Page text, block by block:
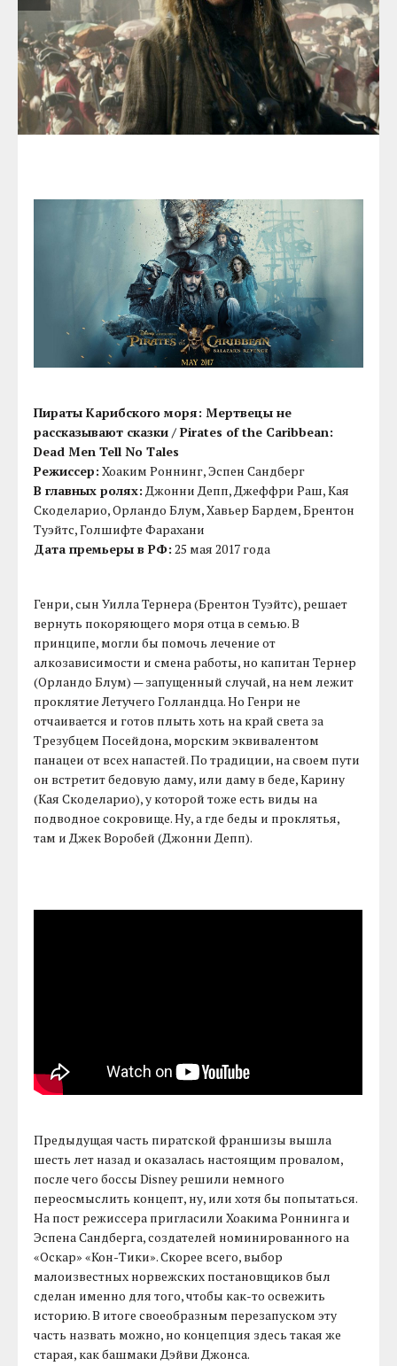
Пираты Карибского моря: Мертвецы не
рассказывают сказки / Pirates of the Caribbean:
Dead Men Tell No Tales
Режиссер: Хоаким Роннинг, Эспен Сандберг
В главных ролях: Джонни Депп, Джеффри Раш, Кая
Скоделарио, Орландо Блум, Хавьер Бардем, Брентон
Туэйтс, Голшифте Фарахани
Дата премьеры в РФ: 25 мая 2017 года
Генри, сын Уилла Тернера (Брентон Туэйтс), решает
вернуть покоряющего моря отца в семью. В
принципе, могли бы помочь лечение от
алкозависимости и смена работы, но капитан Тернер
(Орландо Блум) — запущенный случай, на нем лежит
проклятие Летучего Голландца. Но Генри не
отчаивается и готов плыть хоть на край света за
Трезубцем Посейдона, морским эквивалентом
панацеи от всех напастей. По традиции, на своем пути
он встретит бедовую даму, или даму в беде, Карину
(Кая Скоделарио), у которой тоже есть виды на
подводное сокровище. Ну, а где беды и проклятья,
там и Джек Воробей (Джонни Депп).
Предыдущая часть пиратской франшизы вышла
шесть лет назад и оказалась настоящим провалом,
после чего боссы Disney решили немного
переосмыслить концепт, ну, или хотя бы попытаться.
На пост режиссера пригласили Хоакима Роннинга и
Эспена Сандберга, создателей номинированного на
«Оскар» «Кон-Тики». Скорее всего, выбор
малоизвестных норвежских постановщиков был
сделан именно для того, чтобы как-то освежить
историю. В итоге своеобразным перезапуском эту
часть назвать можно, но концепция здесь такая же
старая, как башмаки Дэйви Джонса.